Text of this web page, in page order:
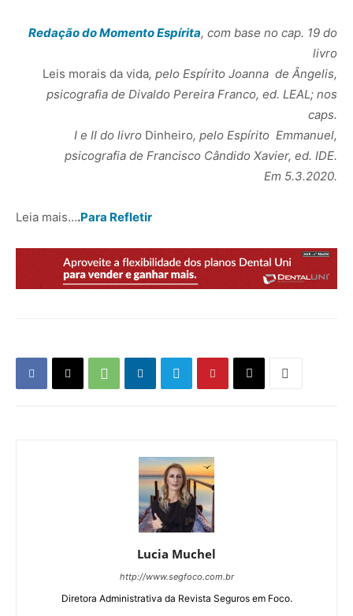
Redação do Momento Espírita, com base no cap. 19 do
livro
Leis morais da vida, pelo Espírito Joanna de Ângelis,
psicografia de Divaldo Pereira Franco, ed. LEAL; nos
caps.
I e II do livro Dinheiro, pelo Espírito Emmanuel,
psicografia de Francisco Cândido Xavier, ed. IDE.
Em 5.3.2020.
Leia mais….Para Refletir
Lucia Muchel
http://www.segfoco.com.br
Diretora Administrativa da Revista Seguros em Foco.